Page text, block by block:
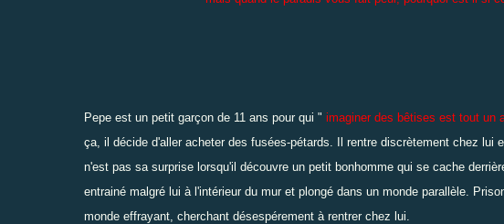
Pepe est un petit garçon de 11 ans pour qui " imaginer des bêtises est tout un
ça, il décide d'aller acheter des fusées-pétards. Il rentre discrètement chez lui
n'est pas sa surprise lorsqu'il découvre un petit bonhomme qui se cache
entrainé malgré lui à l'intérieur du mur et plongé dans un monde parallèle.
monde effrayant, cherchant désespérement à rentrer chez lui.